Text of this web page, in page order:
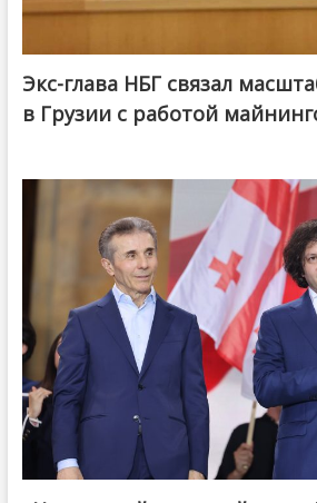
Экс-глава НБГ связал
в Грузии с работой